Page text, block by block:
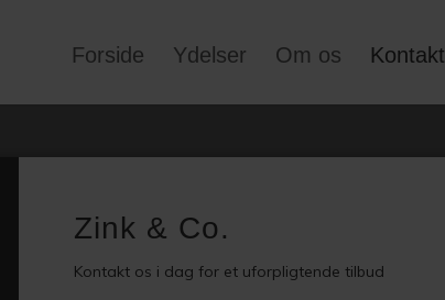
Forside Ydelser Om os Kontakt
Zink & Co.
Kontakt os i dag for et uforpligtende tilbud